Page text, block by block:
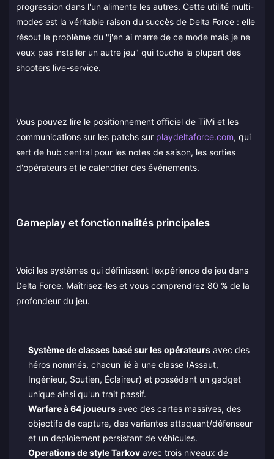
progression dans l'un alimente les autres. Cette utilité multi-
modes est la véritable raison du succès de Delta Force : elle
résout le problème du "j'en ai marre de ce mode mais je ne
veux pas installer un autre jeu" qui touche la plupart des
shooters live-service.
Vous pouvez lire le positionnement officiel de TiMi et les
communications sur les patchs sur playdeltaforce.com, qui
sert de hub central pour les notes de saison, les sorties
d'opérateurs et le calendrier des événements.
Gameplay et fonctionnalités principales
Voici les systèmes qui définissent l'expérience de jeu dans
Delta Force. Maîtrisez-les et vous comprendrez 80 % de la
profondeur du jeu.
Système de classes basé sur les opérateursavec des
héros nommés, chacun lié à une classe (Assaut,
Ingénieur, Soutien, Éclaireur) et possédant un gadget
unique ainsi qu'un trait passif.
Warfare à 64 joueursavec des cartes massives, des
objectifs de capture, des variantes attaquant/défenseur
et un déploiement persistant de véhicules.
Operations de style Tarkovavec trois niveaux de